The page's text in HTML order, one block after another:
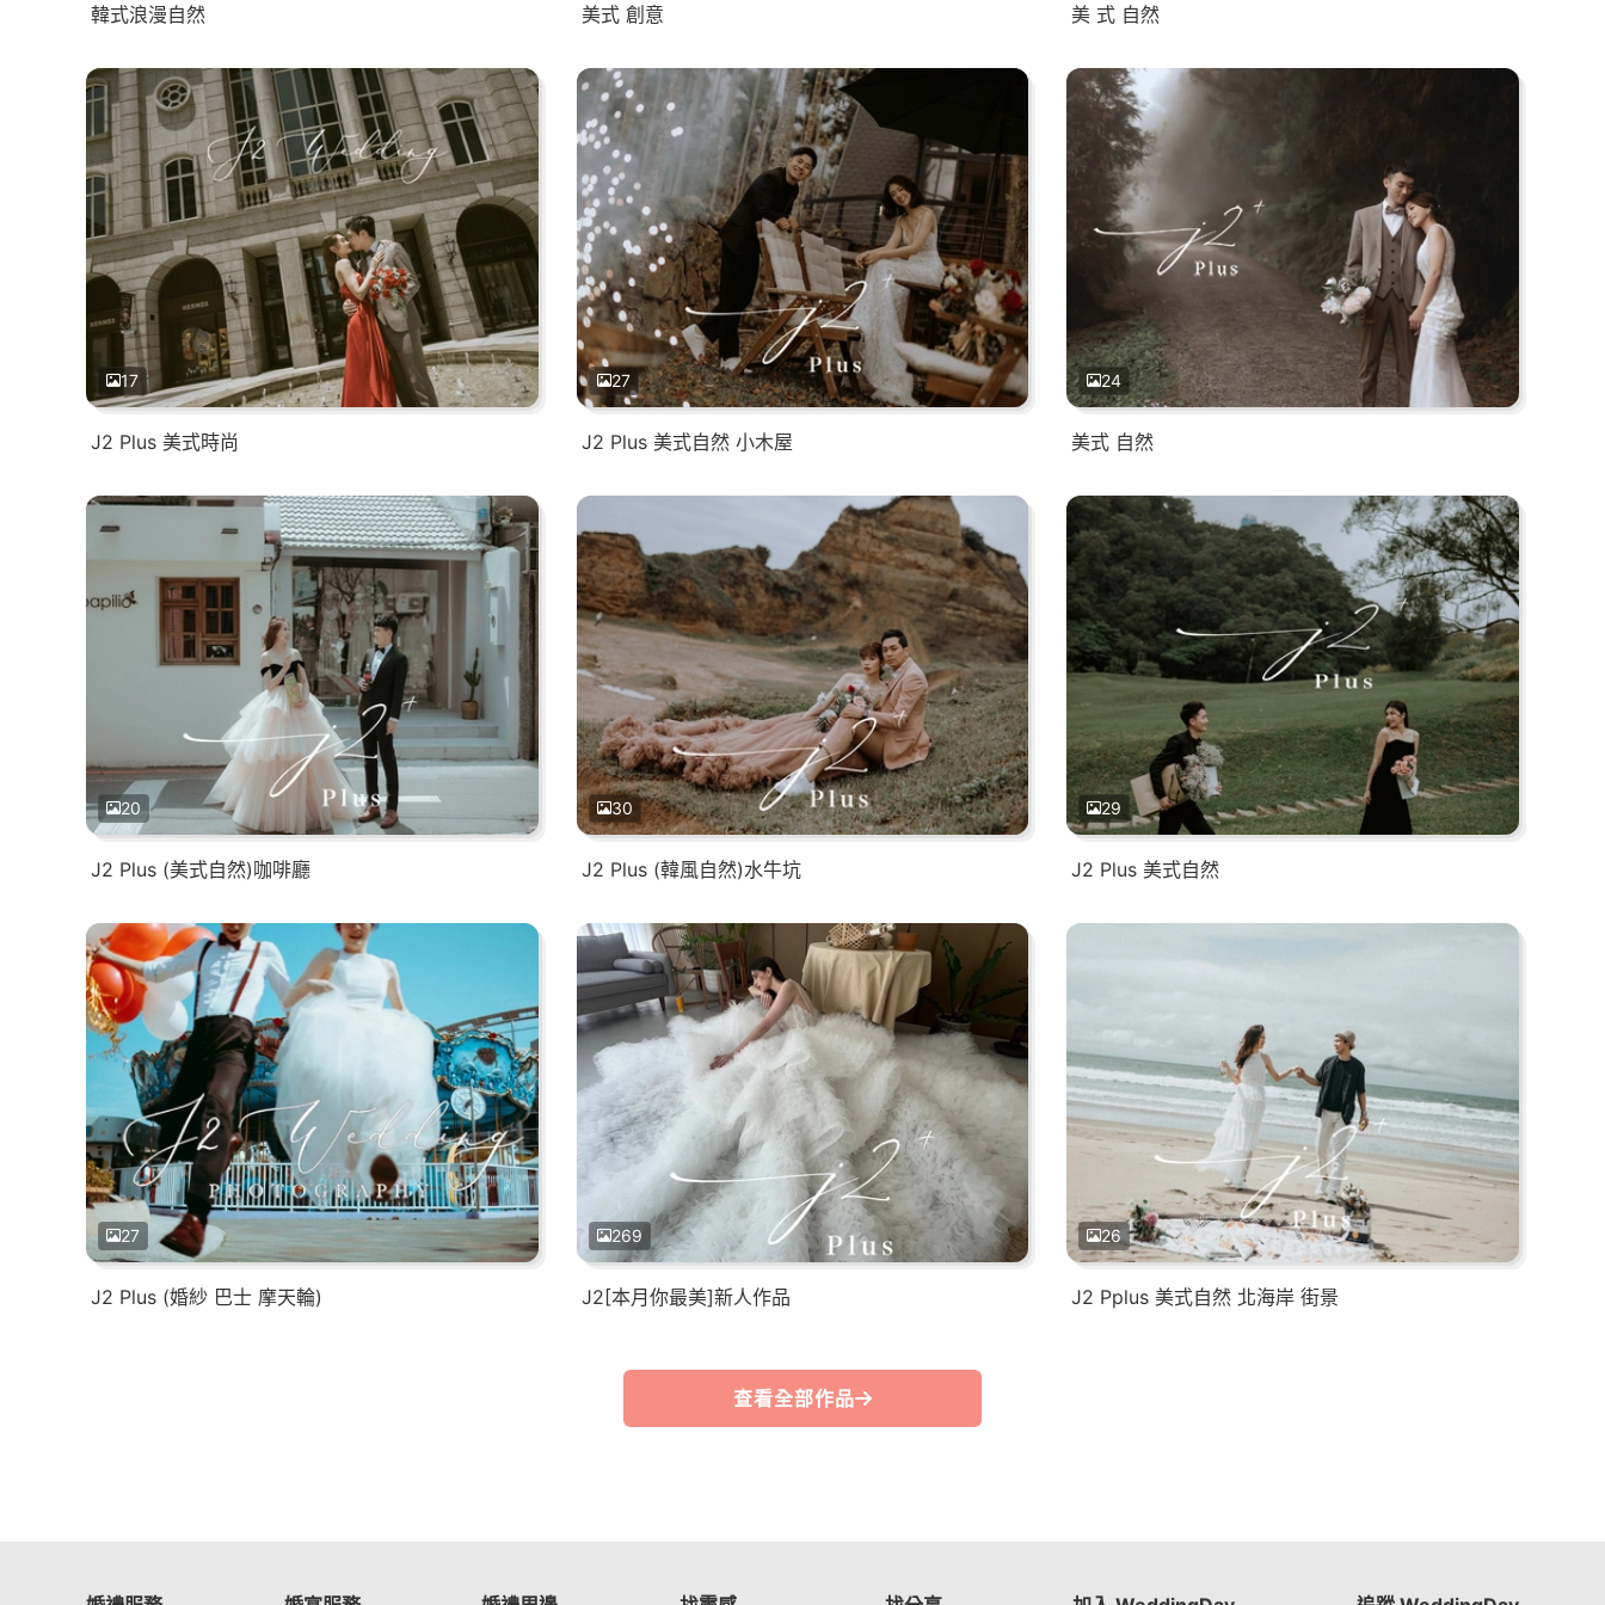
韓式浪漫自然 美式 創意 美 式 自然
17
J2 Plus 美式時尚
27
J2 Plus 美式自然 小木屋
24
美式 自然
20
J2 Plus (美式自然)咖啡廳
30
J2 Plus (韓風自然)水牛坑
29
J2 Plus 美式自然
27
J2 Plus (婚紗 巴士 摩天輪)
269
J2[本月你最美]新人作品
26
J2 Pplus 美式自然 北海岸 街景
查看全部作品